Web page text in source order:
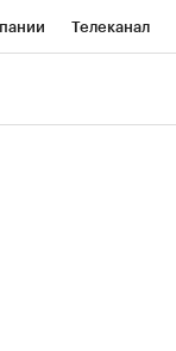
Телеканал